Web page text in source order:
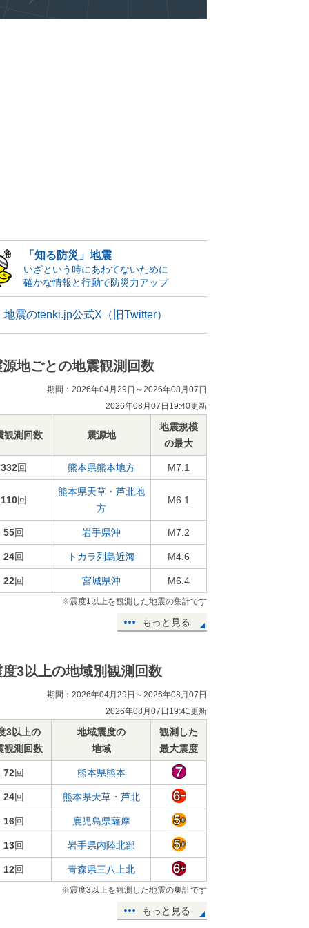
「知る防災」地震
いざという時にあわてないために
確かな情報と行動で防災力アップ
地震のtenki.jp公式X（旧Twitter）
源地ごとの地震観測回数
期間：2026年04月29日～2026年08月07日
2026年08月07日19:40更新
観測回数 震源地
地震規模
の最大
332回 熊本県熊本地方 M7.1
110回
熊本県天草・芦北地
方
M6.1
55回 岩手県沖 M7.2
24回 トカラ列島近海 M4.6
22回 宮城県沖 M6.4
※震度1以上を観測した地震の集計です
もっと見る
度3以上の地域別観測回数
期間：2026年04月29日～2026年08月07日
2026年08月07日19:41更新
3以上の
観測回数
地域震度の
地域
観測した
最大震度
72回 熊本県熊本
24回 熊本県天草・芦北
16回 鹿児島県薩摩
13回 岩手県内陸北部
12回 青森県三八上北
※震度3以上を観測した地震の集計です
もっと見る